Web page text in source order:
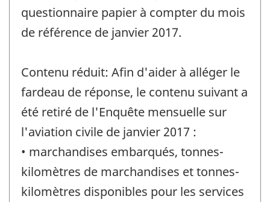
questionnaire papier à compter du mois
de référence de janvier 2017.
Contenu réduit: Afin d'aider à alléger le
fardeau de réponse, le contenu suivant a
été retiré de l'Enquête mensuelle sur
l'aviation civile de janvier 2017 :
• marchandises embarqués, tonnes-
kilomètres de marchandises et tonnes-
kilomètres disponibles pour les services